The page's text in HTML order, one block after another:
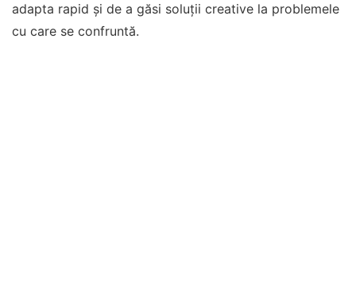
adapta rapid și de a găsi soluții creative la problemele
cu care se confruntă.